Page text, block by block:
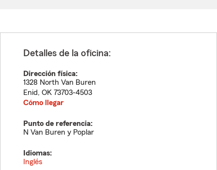
Detalles de la oficina:
Dirección física:
1328 North Van Buren
Enid, OK 73703-4503
Cómo llegar
Punto de referencia:
N Van Buren y Poplar
Idiomas:
Inglés